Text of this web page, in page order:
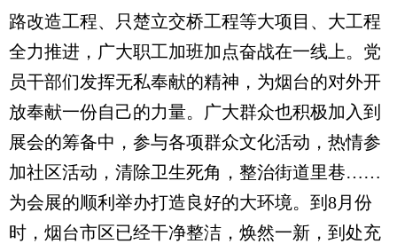
路改造工程、只楚立交桥工程等大项目、大工程
全力推进，广大职工加班加点奋战在一线上。党
员干部们发挥无私奉献的精神，为烟台的对外开
放奉献一份自己的力量。广大群众也积极加入到
展会的筹备中，参与各项群众文化活动，热情参
加社区活动，清除卫生死角，整治街道里巷……
为会展的顺利举办打造良好的大环境。到8月份
时，烟台市区已经干净整洁，焕然一新，到处充